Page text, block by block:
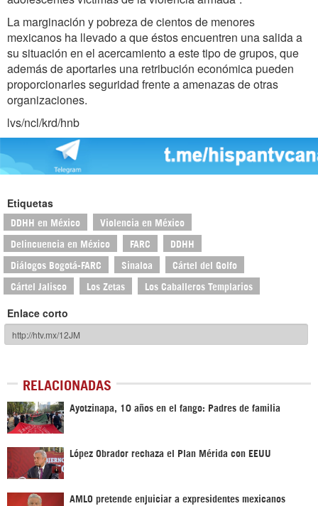
La marginación y pobreza de cientos de menores
mexicanos ha llevado a que éstos encuentren una salida a
su situación en el acercamiento a este tipo de grupos, que
además de aportarles una retribución económica pueden
proporcionarles seguridad frente a amenazas de otras
organizaciones.
lvs/ncl/krd/hnb
Etiquetas
DDHH en México Violencia en México
Delincuencia en México FARC DDHH
Diálogos Bogotá-FARC Sinaloa Cártel del Golfo
Cártel Jalisco Los Zetas Los Caballeros Templarios
Enlace corto
RELACIONADAS
Ayotzinapa, 10 años en el fango: Padres de familia
López Obrador rechaza el Plan Mérida con EEUU
AMLO pretende enjuiciar a expresidentes mexicanos